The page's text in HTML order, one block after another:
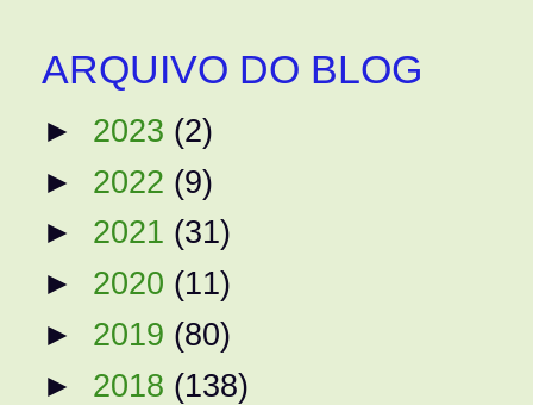
ARQUIVO DO BLOG
► 2023 (2)
► 2022 (9)
► 2021 (31)
► 2020 (11)
► 2019 (80)
► 2018 (138)